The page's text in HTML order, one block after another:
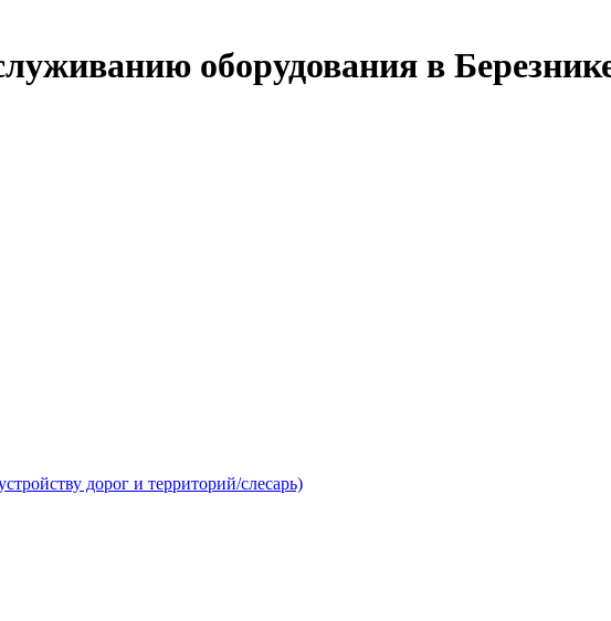
оборудования в
дорог и территорий/слесарь)